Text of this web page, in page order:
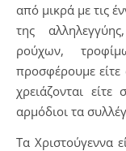
από μικρά με τις
της
ρούχων,
προσφέρουμε
χρειάζονται
αρμόδιοι τα
Τα Χριστούγεννα